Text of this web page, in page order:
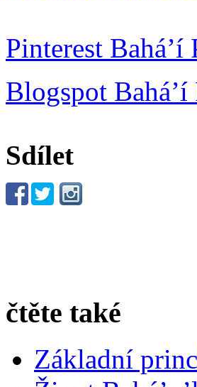
Pinterest Bahá’í
Blogspot Bahá’í
Sdílet
čtěte také
Základní